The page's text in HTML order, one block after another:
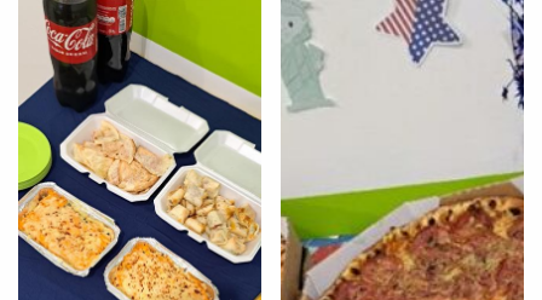
Preencha com seus dados abaixo e
já vamos te colocar em contato
com a :